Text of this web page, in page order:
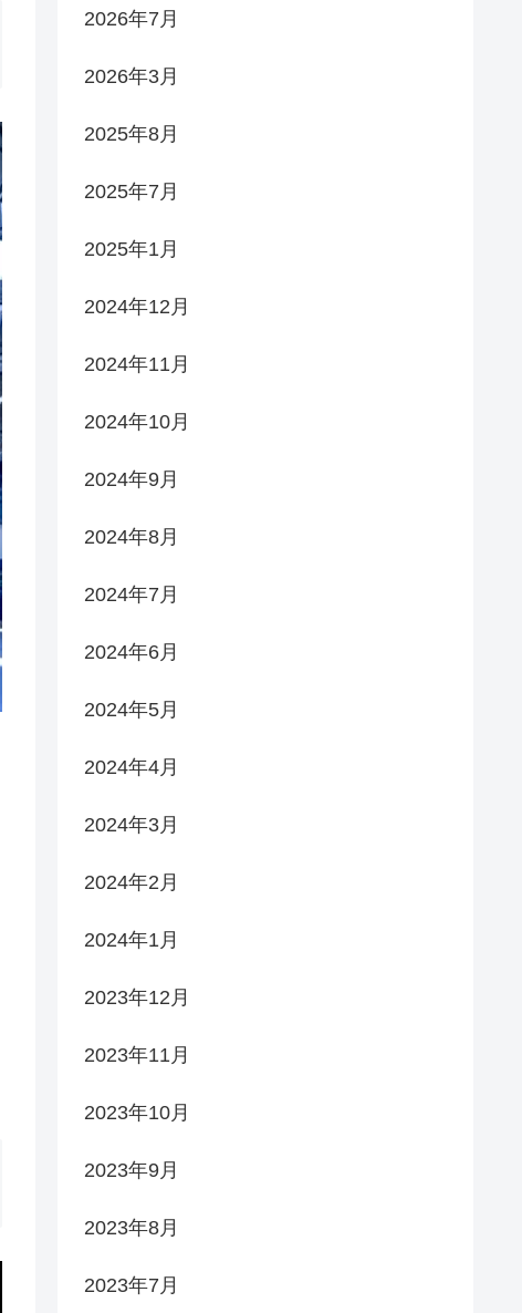
2026年7月
2026年3月
2025年8月
2025年7月
2025年1月
2024年12月
2024年11月
2024年10月
2024年9月
2024年8月
2024年7月
2024年6月
2024年5月
2024年4月
2024年3月
2024年2月
2024年1月
2023年12月
2023年11月
2023年10月
2023年9月
2023年8月
2023年7月